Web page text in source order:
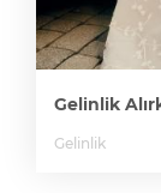
Gelinlik
Gelinlik